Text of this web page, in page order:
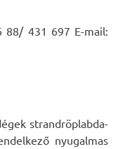
88/ 431 697 E-mail:
strandröplabda-
nyugalmas